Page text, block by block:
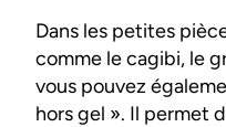
Dans les petites
comme le cagibi, le
vous pouvez
hors gel ». Il permet